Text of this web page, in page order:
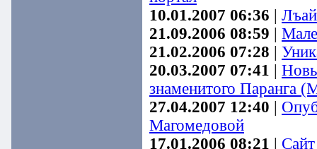
10.01.2007 06:36 | Лъай
21.09.2006 08:59 |
21.02.2006 07:28 |
20.03.2007 07:41 |
знаменитого Паранга
27.04.2007 12:40 |
Магомедовой
17.01.2006 08:21 |